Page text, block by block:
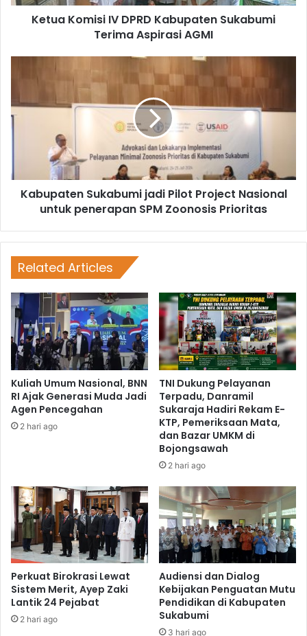
Ketua Komisi IV DPRD Kabupaten Sukabumi
Terima Aspirasi AGMI
Kabupaten Sukabumi jadi Pilot Project Nasional
untuk penerapan SPM Zoonosis Prioritas
Related Articles
Kuliah Umum Nasional, BNN
RI Ajak Generasi Muda Jadi
Agen Pencegahan
2 hari ago
TNI Dukung Pelayanan
Terpadu, Danramil
Sukaraja Hadiri Rekam E-
KTP, Pemeriksaan Mata,
dan Bazar UMKM di
Bojongsawah
2 hari ago
Perkuat Birokrasi Lewat
Sistem Merit, Ayep Zaki
Lantik 24 Pejabat
2 hari ago
Audiensi dan Dialog
Kebijakan Penguatan Mutu
Pendidikan di Kabupaten
Sukabumi
3 hari ago